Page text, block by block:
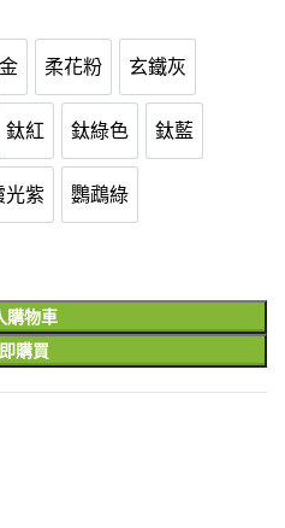
金 柔花粉
柔花粉 玄鐵灰
玄鐵灰
鈦紅
鈦紅 鈦綠色
鈦綠色 鈦藍
鈦藍
光紫
霞光紫 鸚鵡綠
鸚鵡綠
購物車
購買